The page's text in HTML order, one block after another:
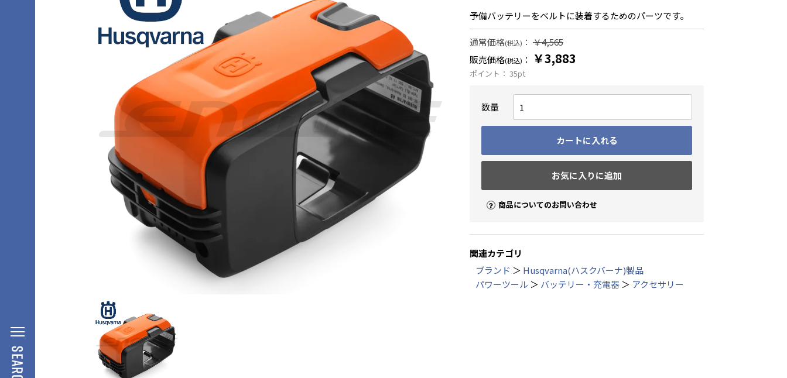
予備バッテリーをベルトに装着するためのパーツです。
通常価格(税込) ： ￥4,565
販売価格(税込) ： ￥3,883
ポイント： 35pt
数量
カートに入れる
お気に入りに追加
商品についてのお問い合わせ
関連カテゴリ
ブランド ＞ Husqvarna(ハスクバーナ)製品
パワーツール ＞ バッテリー・充電器 ＞ アクセサリー